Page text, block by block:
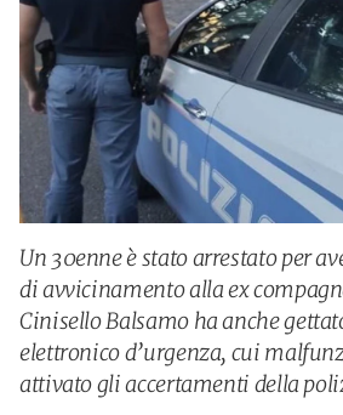
Un 30enne è stato arrestato per
di avvicinamento alla ex
Cinisello Balsamo ha anche
elettronico d’urgenza, cui
attivato gli accertamenti della